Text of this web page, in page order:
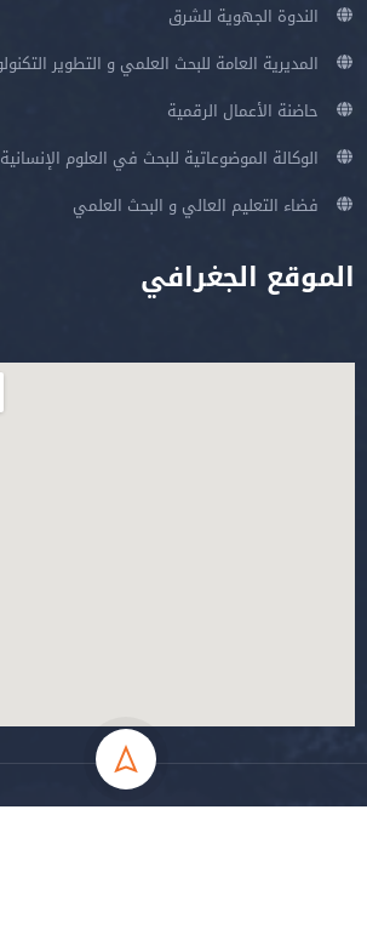
الندوة الجهوية للشرق
المديرية العامة للبحث العلمي و التطوير
حاضنة الأعمال الرقمية
الوكالة الموضوعاتية للبحث في العلوم
فضاء التعليم العالي و البحث العلمي
الموقع الجغرافي
جميع الحقوق محفوظة جامعة المسيلة -